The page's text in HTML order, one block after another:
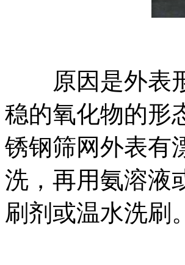
原因是外表形
稳的氧化物的形
锈钢筛网外表有
洗，再用氨溶液
刷剂或温水洗刷。